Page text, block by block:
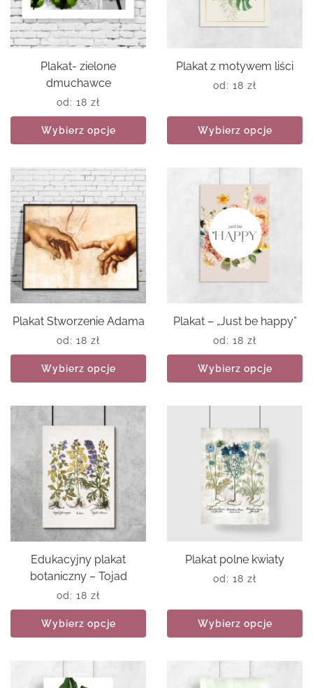
Plakat- zielone
dmuchawce
od: 18 zł
Wybierz opcje
Plakat z motywem liści
od: 18 zł
Wybierz opcje
Plakat Stworzenie Adama
od: 18 zł
Wybierz opcje
Plakat – „Just be happy”
od: 18 zł
Wybierz opcje
Edukacyjny plakat
botaniczny – Tojad
od: 18 zł
Wybierz opcje
Plakat polne kwiaty
od: 18 zł
Wybierz opcje